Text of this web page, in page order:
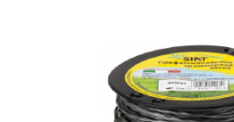
График платежей